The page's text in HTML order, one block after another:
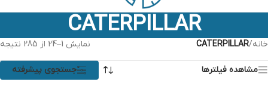
CATERPILLAR
خانه/
CATERPILLAR نمایش 1–24 از 285 نتیجه
مشاهده فیلترها جستجوی پیشرفته